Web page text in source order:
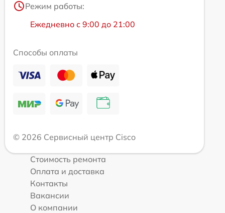
Режим работы:
Ежедневно с 9:00 до 21:00
Способы оплаты
© 2026 Сервисный центр Cisco
Стоимость ремонта
Оплата и доставка
Контакты
Вакансии
О компании